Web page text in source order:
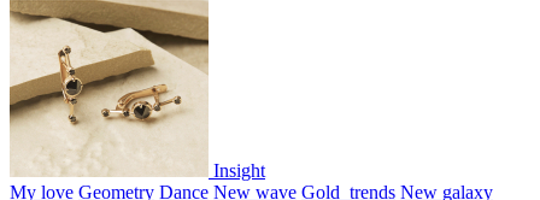
Insight
My love Geometry Dance New wave Gold_trends New galaxy